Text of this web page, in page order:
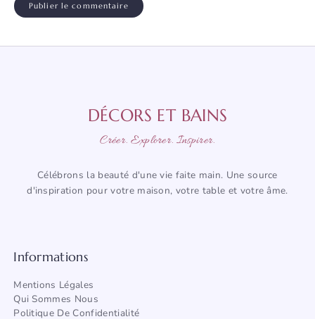
DÉCORS ET BAINS
Créer. Explorer. Inspirer.
Célébrons la beauté d'une vie faite main. Une source
d'inspiration pour votre maison, votre table et votre âme.
Informations
Mentions Légales
Qui Sommes Nous
Politique De Confidentialité